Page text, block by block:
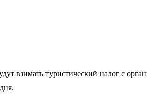
взимать туристический налог с